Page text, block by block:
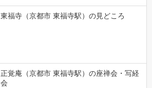
東福寺（京都市 東福寺駅）の見どころ
正覚庵（京都市 東福寺駅）の座禅会・写経
会